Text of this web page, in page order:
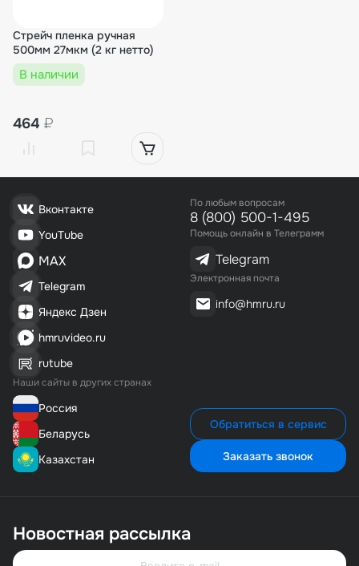
Стрейч пленка ручная
500мм 27мкм (2 кг нетто)
В наличии
464 ₽
Вконтакте
YouTube
MAX
Telegram
Яндекс Дзен
hmruvideo.ru
rutube
Наши сайты в других странах
Россия
Беларусь
Казахстан
По любым вопросам
8 (800) 500-1-495
Помощь онлайн в Телеграмм
Telegram
Электронная почта
info@hmru.ru
Обратиться в сервис
Заказать звонок
Новостная рассылка